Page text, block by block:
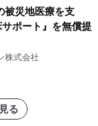
被災地医療を支
ポート』を無償提
株式会社
る